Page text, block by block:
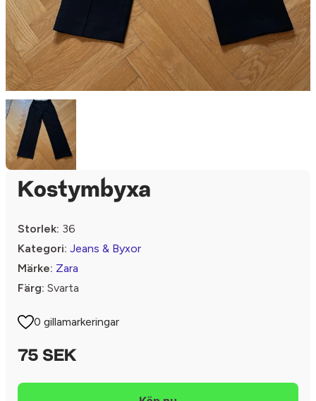
Kostymbyxa
Storlek: 36
Kategori: Jeans & Byxor
Märke: Zara
Färg: Svarta
0 gillamarkeringar
75 SEK